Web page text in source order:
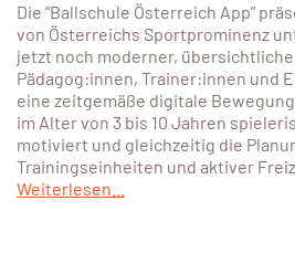
Die “Ballschule Österreich App”
von Österreichs Sportprominenz
jetzt noch moderner,
Pädagog:innen, Trainer:innen und
eine zeitgemäße digitale
im Alter von 3 bis 10 Jahren
motiviert und gleichzeitig die
Trainingseinheiten und aktiver
Weiterlesen...